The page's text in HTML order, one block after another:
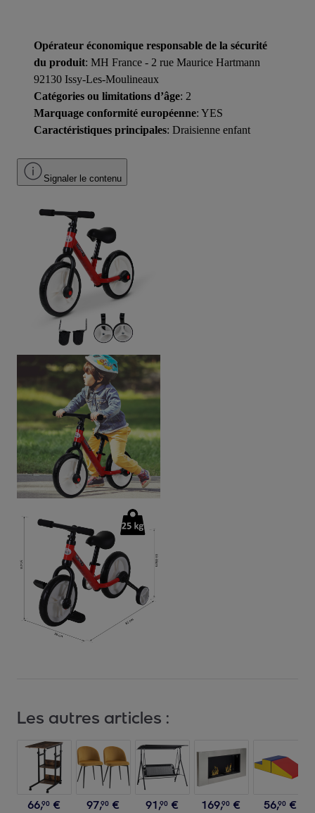
Opérateur économique responsable de la sécurité
du produit: MH France - 2 rue Maurice Hartmann
92130 Issy-Les-Moulineaux
Catégories ou limitations d’âge: 2
Marquage conformité européenne: YES
Caractéristiques principales: Draisienne enfant
Signaler le contenu
Les autres articles :
66,90 € 97,90 € 91,90 € 169,90 € 56,90 €